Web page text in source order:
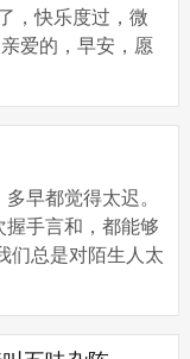
，快乐度过，微
爱的，早安，愿
早安句子】 1、万
早都觉得太迟。
握手言和，都能够
们总是对陌生人太
就是每个人都在